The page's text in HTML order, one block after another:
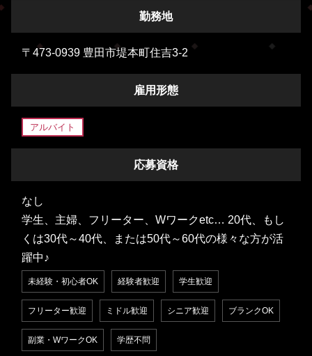
勤務地
〒473-0939 豊田市堤本町住吉3-2
雇用形態
アルバイト
応募資格
なし
学生、主婦、フリーター、Wワークetc… 20代、もし
くは30代～40代、または50代～60代の様々な方が活
躍中♪
未経験・初心者OK 経験者歓迎 学生歓迎
フリーター歓迎 ミドル歓迎 シニア歓迎 ブランクOK
副業・WワークOK 学歴不問